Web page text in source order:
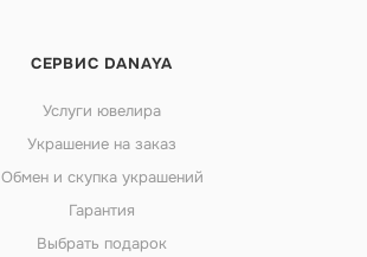
СЕРВИС DANAYA
Услуги ювелира
Украшение на заказ
Обмен и скупка украшений
Гарантия
Выбрать подарок